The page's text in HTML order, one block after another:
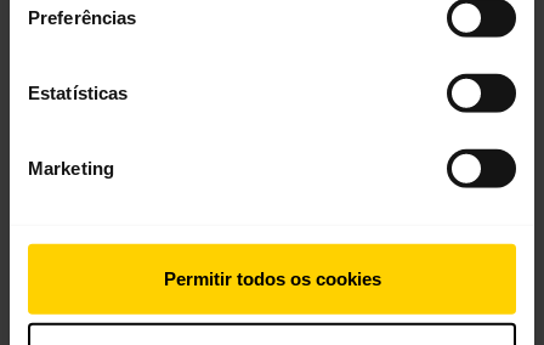
Preferências
Estatísticas
Marketing
Permitir todos os cookies